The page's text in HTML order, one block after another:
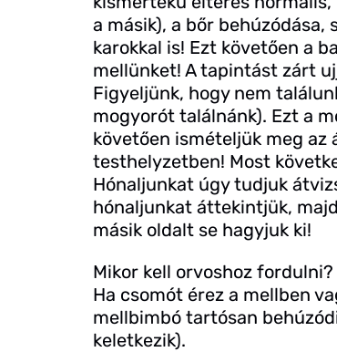
a másik), a bőr
karokkal is! Ezt követően a
mellünket! A tapintást zárt
Figyeljünk, hogy nem
mogyorót találnánk). Ezt a
követően ismételjük meg
testhelyzetben! Most
Hónaljunkat úgy tudjuk
hónaljunkat áttekintjük,
másik oldalt se hagyjuk ki!
Mikor kell orvoshoz fordulni?
Ha csomót érez a mellben
mellbimbó tartósan
keletkezik).